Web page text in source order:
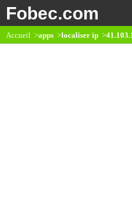
Fobec.com
Accueil >apps >localiser ip >